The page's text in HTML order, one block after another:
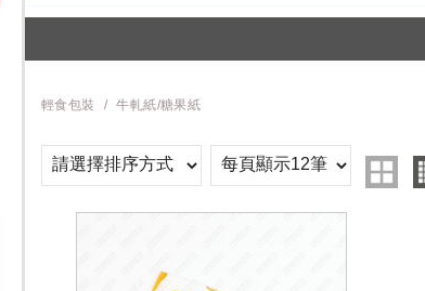
輕食包裝 牛軋紙/糖果紙